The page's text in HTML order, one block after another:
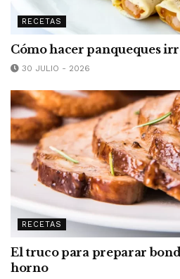
RECETAS
Cómo hacer panqueques
30 JULIO - 2026
RECETAS
El truco para preparar
horno